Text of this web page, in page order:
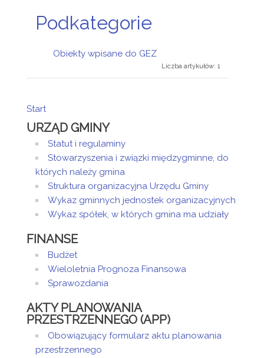
Podkategorie
Obiekty wpisane do GEZ
Liczba artykułów: 1
Start
URZĄD GMINY
Statut i regulaminy
Stowarzyszenia i związki międzygminne, do
których należy gmina
Struktura organizacyjna Urzędu Gminy
Wykaz gminnych jednostek organizacyjnych
Wykaz spółek, w których gmina ma udziały
FINANSE
Budżet
Wieloletnia Prognoza Finansowa
Sprawozdania
AKTY PLANOWANIA
PRZESTRZENNEGO (APP)
Obowiązujący formularz aktu planowania
przestrzennego